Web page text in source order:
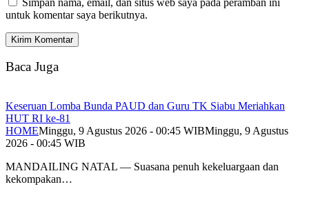
untuk komentar saya berikutnya.
Baca Juga
Keseruan Lomba Bunda PAUD dan Guru TK Siabu Meriahkan
HUT RI ke-81
HOMEMinggu, 9 Agustus 2026 - 00:45 WIBMinggu, 9 Agustus
2026 - 00:45 WIB
MANDAILING NATAL — Suasana penuh kekeluargaan dan
kekompakan…